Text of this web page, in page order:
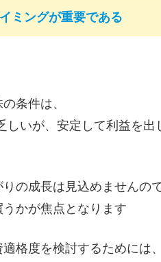
ミングが重要である
条件は、
しいが、安定して利益を出
の成長は見込めませんので
かが焦点となります
格度を検討するためには、